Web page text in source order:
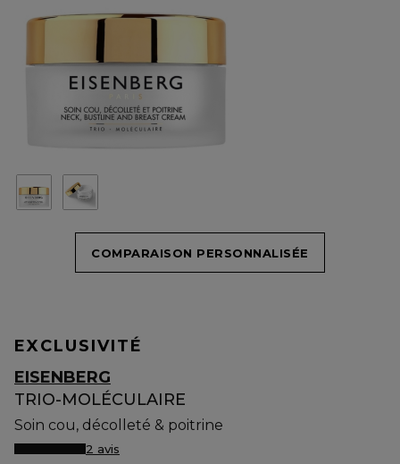
COMPARAISON PERSONNALISÉE
EXCLUSIVITÉ
EISENBERG
TRIO-MOLÉCULAIRE
Soin cou, décolleté & poitrine
2 avis